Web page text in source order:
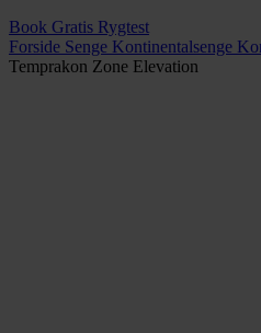
Book Gratis Rygtest
Forside Senge Kontinentalsenge
Temprakon Zone Elevation